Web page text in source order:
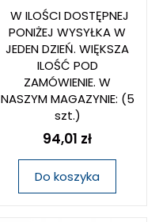
W ILOŚCI DOSTĘPNEJ
PONIŻEJ WYSYŁKA W
JEDEN DZIEŃ. WIĘKSZA
ILOŚĆ POD
ZAMÓWIENIE. W
NASZYM MAGAZYNIE: (5
szt.)
94,01 zł
Do koszyka